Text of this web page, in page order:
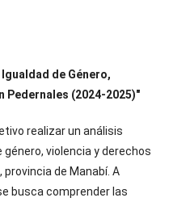
de Género,
Pedernales (2024-2025)"
realizar un análisis
violencia y derechos
de Manabí. A
busca comprender las